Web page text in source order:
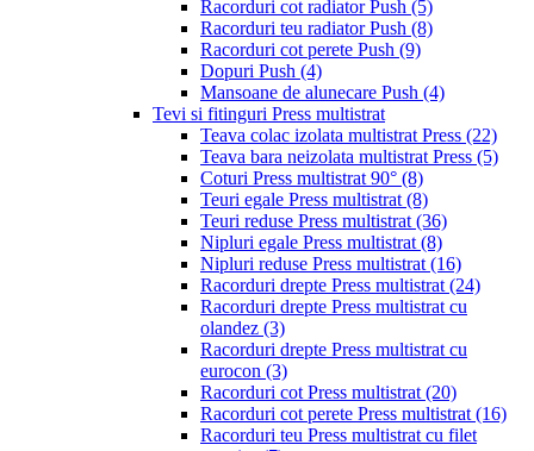
Racorduri cot radiator Push (5)
Racorduri teu radiator Push (8)
Racorduri cot perete Push (9)
Dopuri Push (4)
Mansoane de alunecare Push (4)
Tevi si fitinguri Press multistrat
Teava colac izolata multistrat Press (22)
Teava bara neizolata multistrat Press (5)
Coturi Press multistrat 90° (8)
Teuri egale Press multistrat (8)
Teuri reduse Press multistrat (36)
Nipluri egale Press multistrat (8)
Nipluri reduse Press multistrat (16)
Racorduri drepte Press multistrat (24)
Racorduri drepte Press multistrat cu
olandez (3)
Racorduri drepte Press multistrat cu
eurocon (3)
Racorduri cot Press multistrat (20)
Racorduri cot perete Press multistrat (16)
Racorduri teu Press multistrat cu filet